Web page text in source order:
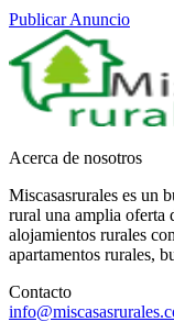
Publicar Anuncio
Acerca de nosotros
Miscasasrurales es un
rural una amplia oferta
alojamientos rurales
apartamentos rurales,
Contacto